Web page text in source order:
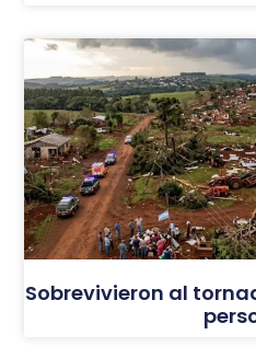
Sobrevivieron al